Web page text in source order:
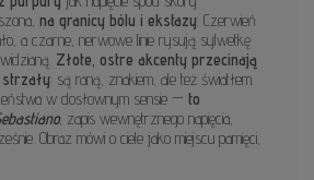
na granicy bólu i ekstazy . Czerwień
a czarne, nerwowe linie rysują sylwetkę
Złote, ostre akcenty przecinają
: są raną, znakiem, ale też światłem.
w dosłownym sensie — to
, zapis wewnętrznego napięcia,
Obraz mówi o ciele jako miejscu pamięci,